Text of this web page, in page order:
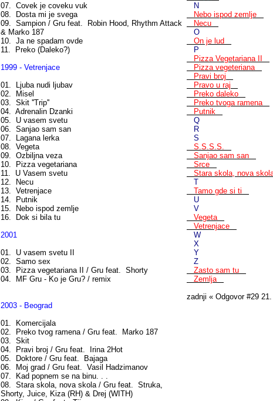
07. Covek je coveku vuk
08. Dosta mi je svega
09. Sampion / Gru feat. Robin Hood, Rhythm Attack
& Marko 187
10. Ja ne spadam ovde
11. Preko (Daleko?)
1999 - Vetrenjace
01. Ljuba nudi ljubav
02. Misel
03. Skit ''Trip''
04. Adrenalin Dzanki
05. U vasem svetu
06. Sanjao sam san
07. Lagana lerka
08. Vegeta
09. Ozbiljna veza
10. Pizza vegetariana
11. U Vasem svetu
12. Necu
13. Vetrenjace
14. Putnik
15. Nebo ispod zemlje
16. Dok si bila tu
2001
01. U vasem svetu II
02. Samo sex
03. Pizza vegetariana II / Gru feat. Shorty
04. MF Gru - Ko je Gru? / remix
2003 - Beograd
01. Komercijala
02. Preko tvog ramena / Gru feat. Marko 187
03. Skit
04. Pravi broj / Gru feat. Irina 2Hot
05. Doktore / Gru feat. Bajaga
06. Moj grad / Gru feat. Vasil Hadzimanov
07. Kad popnem se na binu. . .
08. Stara skola, nova skola / Gru feat. Struka,
Shorty, Juice, Kiza (RH) & Drej (WITH)
N
Nebo ispod zemlje
Necu
O
On je lud
P
Pizza Vegetariana II
Pizza vegeteriana
Pravi broj
Pravo u raj
Preko daleko
Preko tvoga ramena
Putnik
Q
R
S
S.S.S.S.
Sanjao sam san
Srce
Stara skola, nova
T
Tamo gde si ti
U
V
Vegeta
Vetrenjace
W
X
Y
Z
Zasto sam tu
Zemlja
zadnji « Odgovor #29